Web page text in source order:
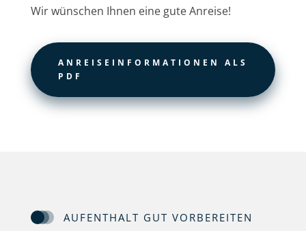
Wir wünschen Ihnen eine gute Anreise!
ANREISEINFORMATIONEN ALS
PDF
AUFENTHALT GUT VORBEREITEN